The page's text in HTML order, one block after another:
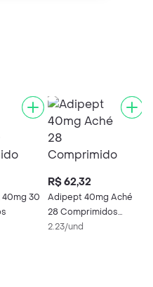
40mg 30
R$ 62,32
Adipept 40mg Aché
28 Comprimidos
Revestidos
2.23/und